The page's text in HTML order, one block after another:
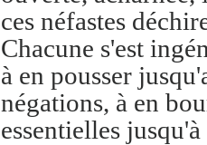
ces néfastes
Chacune s'est
à en pousser
négations, à en
essentielles